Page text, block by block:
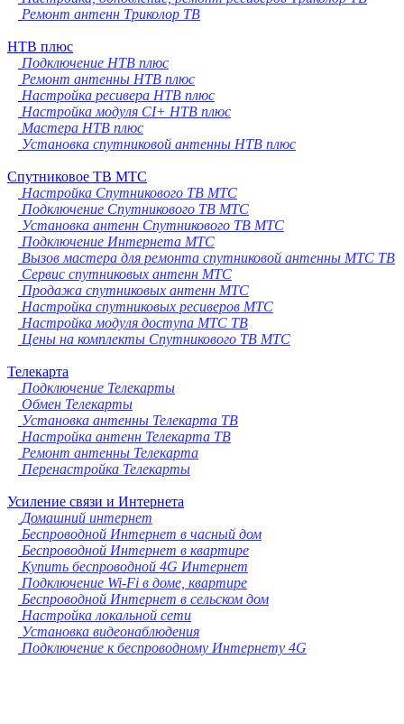
Ремонт антенн Триколор ТВ
НТВ плюс
Подключение НТВ плюс
Ремонт антенны НТВ плюс
Настройка ресивера НТВ плюс
Настройка модуля CI+ НТВ плюс
Мастера НТВ плюс
Установка спутниковой антенны НТВ плюс
Спутниковое ТВ МТС
Настройка Спутникового ТВ МТС
Подключение Спутникового ТВ МТС
Установка антенн Спутникового ТВ МТС
Подключение Интернета МТС
Вызов мастера для ремонта спутниковой антенны МТС ТВ
Сервис спутниковых антенн МТС
Продажа спутниковых антенн МТС
Настройка спутниковых ресиверов МТС
Настройка модуля доступа МТС ТВ
Цены на комплекты Спутникового ТВ МТС
Телекарта
Подключение Телекарты
Обмен Телекарты
Установка антенны Телекарта ТВ
Настройка антенн Телекарта ТВ
Ремонт антенны Телекарта
Перенастройка Телекарты
Усиление связи и Интернета
Домашний интернет
Беспроводной Интернет в часный дом
Беспроводной Интернет в квартире
Купить беспроводной 4G Интернет
Подключение Wi-Fi в доме, квартире
Беспроводной Интернет в сельском дом
Настройка локальной сети
Установка видеонаблюдения
Подключение к беспроводному Интернету 4G